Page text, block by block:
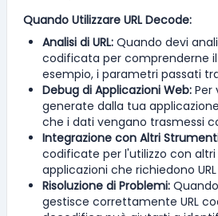
Quando Utilizzare URL Decode:
Analisi di URL: Quando devi
codificata per comprenderne
esempio, i parametri passati
Debug di Applicazioni Web: Per
generate dalla tua
che i dati vengano trasmessi
Integrazione con Altri
codificate per l'utilizzo con
applicazioni che richiedono
Risoluzione di Problemi:
gestisce correttamente URL